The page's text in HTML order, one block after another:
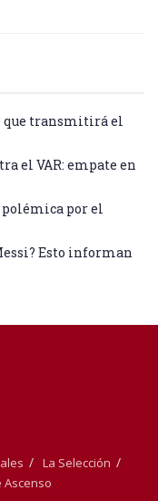
que transmitirá el
el VAR: empate en
polémica por el
Esto informan
La Selección
Ascenso